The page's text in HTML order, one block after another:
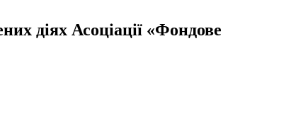
діях Асоціації «Фондове